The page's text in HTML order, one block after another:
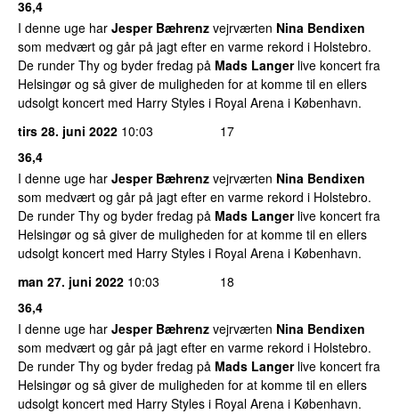
36,4
I denne uge har Jesper Bæhrenz vejrværten Nina Bendixen
som medvært og går på jagt efter en varme rekord i Holstebro.
De runder Thy og byder fredag på Mads Langerlive koncert fra
Helsingør og så giver de muligheden for at komme til en ellers
udsolgt koncert med Harry Styles i Royal Arena i København.
tirs 28. juni 2022 10:03
17
36,4
I denne uge har Jesper Bæhrenz vejrværten Nina Bendixen
som medvært og går på jagt efter en varme rekord i Holstebro.
De runder Thy og byder fredag på Mads Langerlive koncert fra
Helsingør og så giver de muligheden for at komme til en ellers
udsolgt koncert med Harry Styles i Royal Arena i København.
man 27. juni 2022 10:03
18
36,4
I denne uge har Jesper Bæhrenz vejrværten Nina Bendixen
som medvært og går på jagt efter en varme rekord i Holstebro.
De runder Thy og byder fredag på Mads Langerlive koncert fra
Helsingør og så giver de muligheden for at komme til en ellers
udsolgt koncert med Harry Styles i Royal Arena i København.